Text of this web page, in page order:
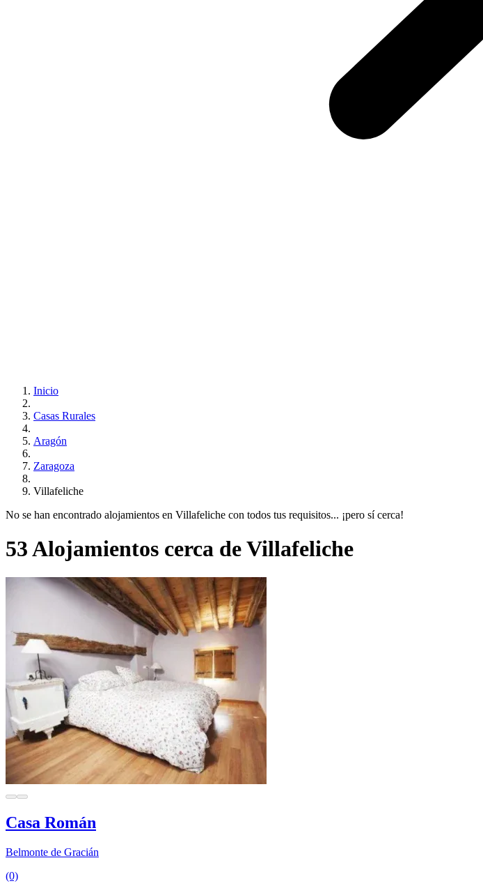
Inicio
Casas Rurales
Aragón
Zaragoza
Villafeliche
No se han encontrado alojamientos en Villafeliche con todos tus requisitos... ¡pero sí cerca!
53 Alojamientos cerca de Villafeliche
Casa Román
Belmonte de Gracián
(0)